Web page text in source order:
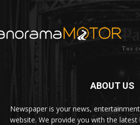
Tus
ABOUT US
Newspaper is your news,
website. We provide you with the latest